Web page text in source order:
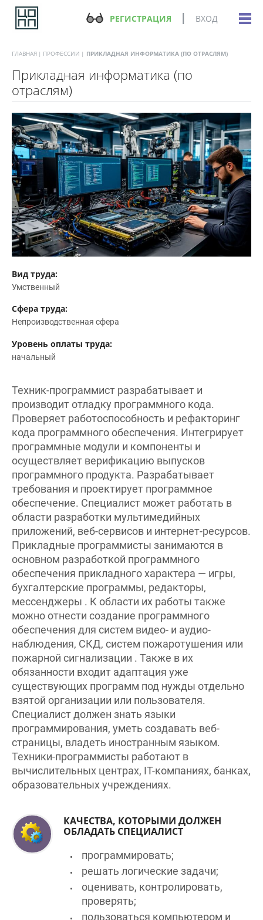
РЕГИСТРАЦИЯ ВХОД
ГЛАВНАЯ ПРОФЕССИИ ПРИКЛАДНАЯ ИНФОРМАТИКА (ПО ОТРАСЛЯМ)
Прикладная информатика (по
отраслям)
Умственный
Непроизводственная сфера
начальный
Техник-программист разрабатывает и
производит отладку программного кода.
Проверяет работоспособность и рефакторинг
кода программного обеспечения. Интегрирует
программные модули и компоненты и
осуществляет верификацию выпусков
программного продукта. Разрабатывает
требования и проектирует программное
обеспечение. Специалист может работать в
области разработки мультимедийных
приложений, веб-сервисов и интернет-ресурсов.
Прикладные программисты занимаются в
основном разработкой программного
обеспечения прикладного характера — игры‚
бухгалтерские программы‚ редакторы‚
мессенджеры . К области их работы также
можно отнести создание программного
обеспечения для систем видео- и аудио-
наблюдения‚ СКД‚ систем пожаротушения или
пожарной сигнализации . Также в их
обязанности входит адаптация уже
существующих программ под нужды отдельно
взятой организации или пользователя.
Специалист должен знать языки
программирования, уметь создавать веб-
страницы, владеть иностранным языком.
Техники-программисты работают в
вычислительных центрах, IT-компаниях, банках,
образовательных учреждениях.
ОБЛАДАТЬ СПЕЦИАЛИСТ
программировать;
решать логические задачи;
оценивать, контролировать,
проверять;
пользоваться компьютером и
офисной техникой (принтером,